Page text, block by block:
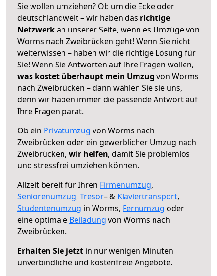
Sie wollen umziehen? Ob um die Ecke oder
deutschlandweit – wir haben das richtige
Netzwerkan unserer Seite, wenn es Umzüge von
Worms nach Zweibrücken geht! Wenn Sie nicht
weiterwissen – haben wir die richtige Lösung für
Sie! Wenn Sie Antworten auf Ihre Fragen wollen,
was kostet überhaupt mein Umzug von Worms
nach Zweibrücken – dann wählen Sie sie uns,
denn wir haben immer die passende Antwort auf
Ihre Fragen parat.
Ob ein Privatumzug von Worms nach
Zweibrücken oder ein gewerblicher Umzug nach
Zweibrücken, wir helfen, damit Sie problemlos
und stressfrei umziehen können.
Allzeit bereit für Ihren Firmenumzug,
Seniorenumzug, Tresor– & Klaviertransport,
Studentenumzug in Worms, Fernumzug oder
eine optimale Beiladung von Worms nach
Zweibrücken.
Erhalten Sie jetzt in nur wenigen Minuten
unverbindliche und kostenfreie Angebote.